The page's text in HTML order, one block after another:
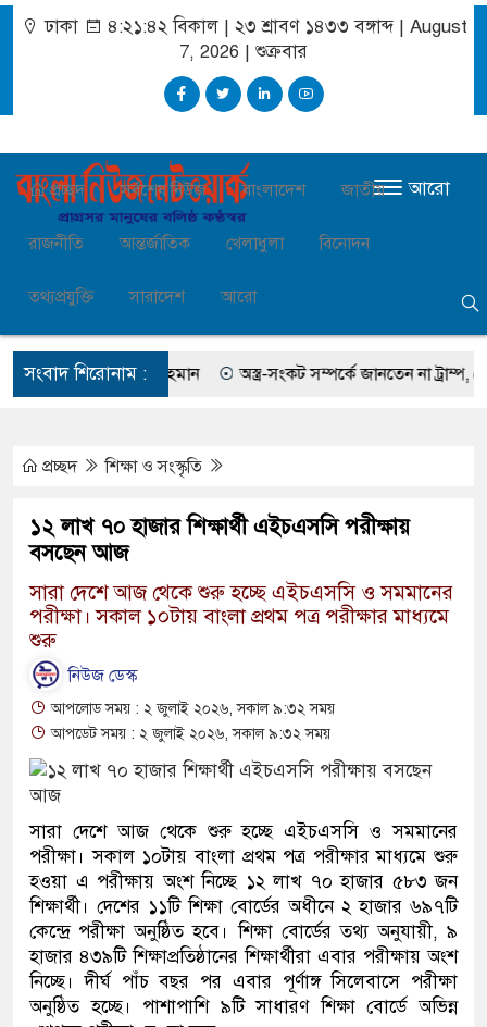
ঢাকা ৪:২১:৪৩ বিকাল |২৩ শ্রাবণ ১৪৩৩ বঙ্গাব্দ | August
7, 2026 | শুক্রবার
প্রচ্ছদ সর্বশেষ নিউজ বাংলাদেশ জাতীয়
রাজনীতি আন্তর্জাতিক খেলাধুলা বিনোদন
তথ্যপ্রযুক্তি সারাদেশ আরো
আরো
সংবাদ শিরোনাম :
সালমান এফ রহমান অস্ত্র-সংকট সম্পর্কে জানতেন না ট্রাম্প,
প্রচ্ছদ শিক্ষা ও সংস্কৃতি
১২ লাখ ৭০ হাজার শিক্ষার্থী এইচএসসি পরীক্ষায়
বসছেন আজ
সারা দেশে আজ থেকে শুরু হচ্ছে এইচএসসি ও সমমানের
পরীক্ষা। সকাল ১০টায় বাংলা প্রথম পত্র পরীক্ষার মাধ্যমে
শুরু
নিউজ ডেস্ক
আপলোড সময় : ২ জুলাই ২০২৬, সকাল ৯:৩২ সময়
আপডেট সময় : ২ জুলাই ২০২৬, সকাল ৯:৩২ সময়
সারা দেশে আজ থেকে শুরু হচ্ছে এইচএসসি ও সমমানের
পরীক্ষা। সকাল ১০টায় বাংলা প্রথম পত্র পরীক্ষার মাধ্যমে শুরু
হওয়া এ পরীক্ষায় অংশ নিচ্ছে ১২ লাখ ৭০ হাজার ৫৮৩ জন
শিক্ষার্থী। দেশের ১১টি শিক্ষা বোর্ডের অধীনে ২ হাজার ৬৯৭টি
কেন্দ্রে পরীক্ষা অনুষ্ঠিত হবে। শিক্ষা বোর্ডের তথ্য অনুযায়ী, ৯
হাজার ৪৩৯টি শিক্ষাপ্রতিষ্ঠানের শিক্ষার্থীরা এবার পরীক্ষায় অংশ
নিচ্ছে। দীর্ঘ পাঁচ বছর পর এবার পূর্ণাঙ্গ সিলেবাসে পরীক্ষা
অনুষ্ঠিত হচ্ছে। পাশাপাশি ৯টি সাধারণ শিক্ষা বোর্ডে অভিন্ন